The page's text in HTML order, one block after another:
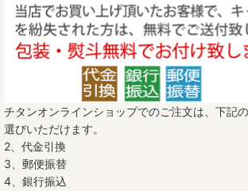
チタンオンラインショップでのご注文は、下記
選びいただけます。
2、代金引換
3、郵便振替
4、銀行振込